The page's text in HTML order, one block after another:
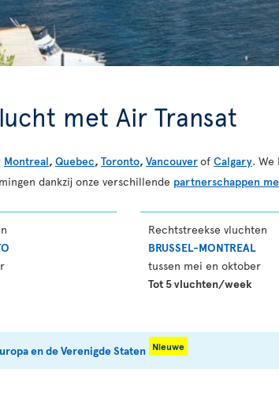
met Air Transat
Montreal, Quebec, Toronto, Vancouverof Calgary.
dankzij onze verschillende partnerschappen
Rechtstreekse vluchten
BRUSSEL-MONTREAL
tussen mei en oktober
Tot 5 vluchten/week
en de Verenigde Staten Nieuwe